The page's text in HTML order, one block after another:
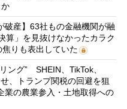
破産】63社もの金融機関が融
算」を見抜けなかったカラク
りも表出していた
ング” SHEIN、TikTok、
、トランプ関税の回避を狙
の農業参入・土地取得への